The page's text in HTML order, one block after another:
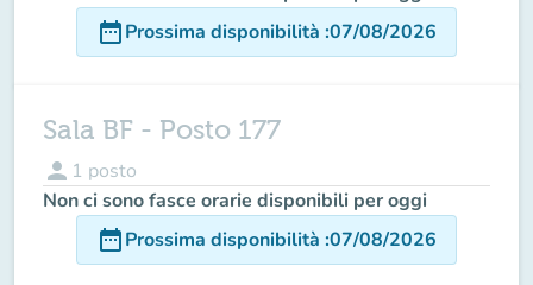
date_rangeProssima disponibilità :07/08/2026
Sala BF - Posto 177
person 1 posto
Non ci sono fasce orarie disponibili per oggi
date_rangeProssima disponibilità :07/08/2026